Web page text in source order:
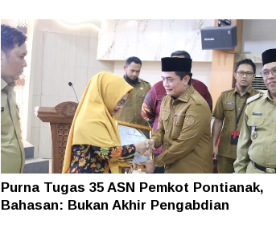
Layanan Samsat GOKATAN Diperpanjang
Jadi Tiga Hari
Purna Tugas 35 ASN Pemkot Pontianak,
Bahasan: Bukan Akhir Pengabdian